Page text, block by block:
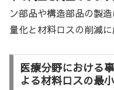
ン部品や構造部品の製
量化と材料ロスの削減に
医療分野における
よる材料ロスの最